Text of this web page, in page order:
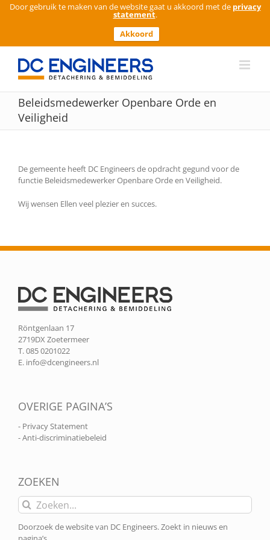
Door gebruik te maken van de website gaat u akkoord met de privacy
statement.
Akkoord
Ga
inhoud
Beleidsmedewerker Openbare Orde en
Veiligheid
De gemeente heeft DC Engineers de opdracht gegund voor de
functie Beleidsmedewerker Openbare Orde en Veiligheid.
Wij wensen Ellen veel plezier en succes.
Röntgenlaan 17
2719DX Zoetermeer
T. 085 0201022
E. info@dcengineers.nl
OVERIGE PAGINA’S
- Privacy Statement
- Anti-discriminatiebeleid
ZOEKEN
Zoeken
naar:
Doorzoek de website van DC Engineers. Zoekt in nieuws en